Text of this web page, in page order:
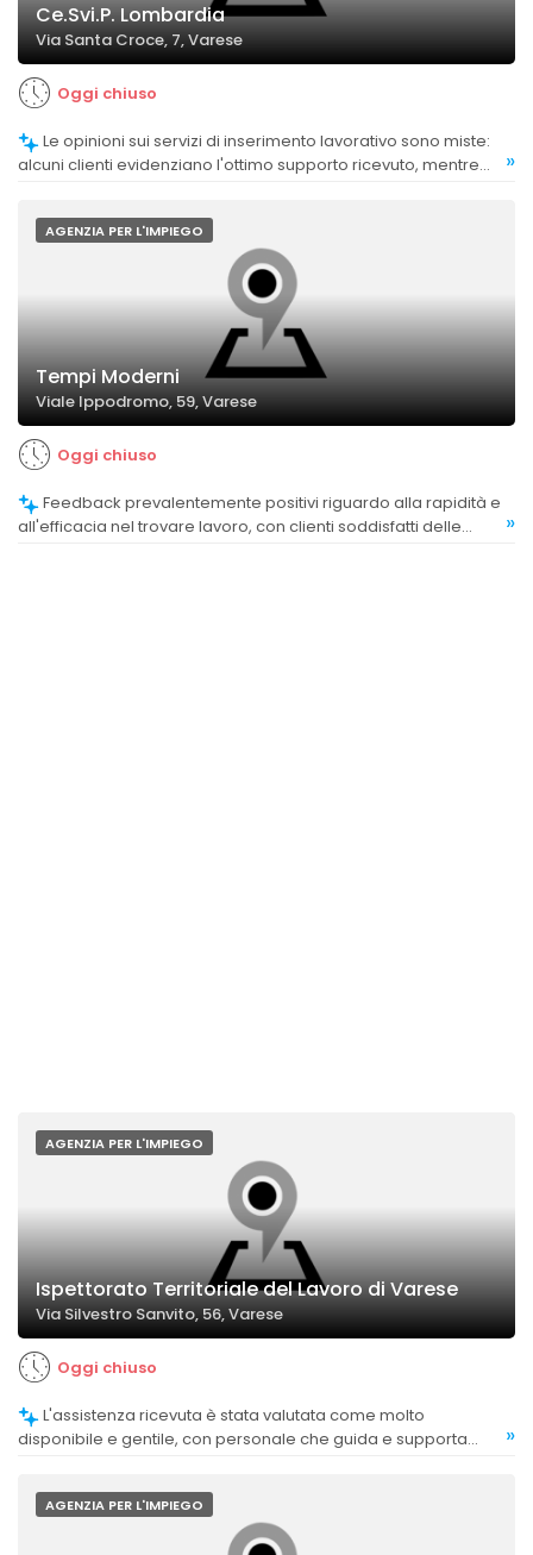
Ce.Svi.P. Lombardia
Via Santa Croce, 7, Varese
Oggi chiuso
alcuni clienti evidenziano l'ottimo supporto ricevuto, mentre
»
AGENZIA PER L'IMPIEGO
Tempi Moderni
Viale Ippodromo, 59, Varese
Oggi chiuso
all'efficacia nel trovare lavoro, con clienti soddisfatti delle
»
AGENZIA PER L'IMPIEGO
Ispettorato Territoriale del Lavoro di Varese
Via Silvestro Sanvito, 56, Varese
Oggi chiuso
disponibile e gentile, con personale che guida e supporta
»
AGENZIA PER L'IMPIEGO